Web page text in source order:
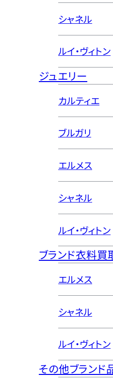
シャネル
ルイ・ヴィトン
ジュエリー
カルティエ
ブルガリ
エルメス
シャネル
ルイ・ヴィトン
ブランド衣料買
エルメス
シャネル
ルイ・ヴィトン
その他ブランド